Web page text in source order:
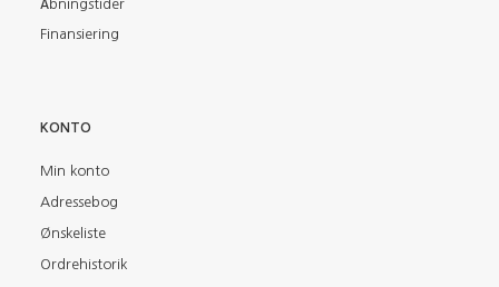
Åbningstider
Finansiering
KONTO
Min konto
Adressebog
Ønskeliste
Ordrehistorik